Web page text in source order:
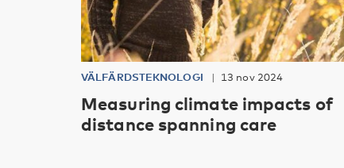
VÄLFÄRDSTEKNOLOGI 13 nov 2024
Measuring climate impacts of
distance spanning care